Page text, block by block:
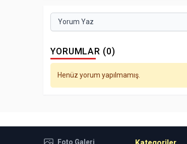
Yorum Yaz
YORUMLAR (0)
Henüz yorum yapılmamış.
Foto Galeri